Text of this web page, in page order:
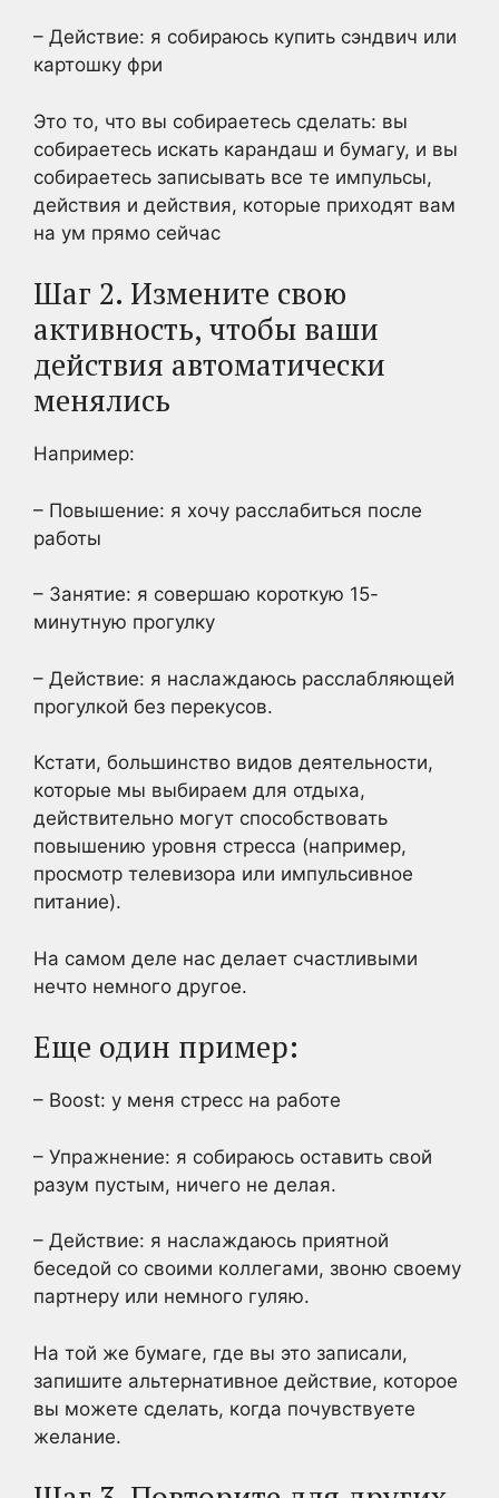
– Действие: я собираюсь купить сэндвич или
картошку фри
Это то, что вы собираетесь сделать: вы
собираетесь искать карандаш и бумагу, и вы
собираетесь записывать все те импульсы,
действия и действия, которые приходят вам
на ум прямо сейчас
Шаг 2. Измените свою
активность, чтобы ваши
действия автоматически
менялись
Например:
– Повышение: я хочу расслабиться после
работы
– Занятие: я совершаю короткую 15-
минутную прогулку
– Действие: я наслаждаюсь расслабляющей
прогулкой без перекусов.
Кстати, большинство видов деятельности,
которые мы выбираем для отдыха,
действительно могут способствовать
повышению уровня стресса (например,
просмотр телевизора или импульсивное
питание).
На самом деле нас делает счастливыми
нечто немного другое.
Еще один пример:
– Boost: у меня стресс на работе
– Упражнение: я собираюсь оставить свой
разум пустым, ничего не делая.
– Действие: я наслаждаюсь приятной
беседой со своими коллегами, звоню своему
партнеру или немного гуляю.
На той же бумаге, где вы это записали,
запишите альтернативное действие, которое
вы можете сделать, когда почувствуете
желание.